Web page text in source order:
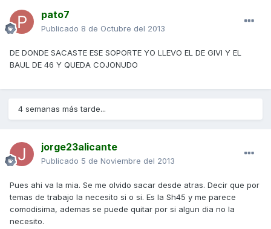
pato7
Publicado 8 de Octubre del 2013
DE DONDE SACASTE ESE SOPORTE YO LLEVO EL DE GIVI Y EL
BAUL DE 46 Y QUEDA COJONUDO
4 semanas más tarde...
jorge23alicante
Publicado 5 de Noviembre del 2013
Pues ahi va la mia. Se me olvido sacar desde atras. Decir que por
temas de trabajo la necesito si o si. Es la Sh45 y me parece
comodisima, ademas se puede quitar por si algun dia no la
necesito.